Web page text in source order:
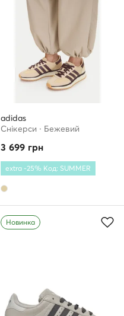
adidas
Снікерcи · Бежевий
3 699 грн
extra -25% Код: SUMMER
Новинка